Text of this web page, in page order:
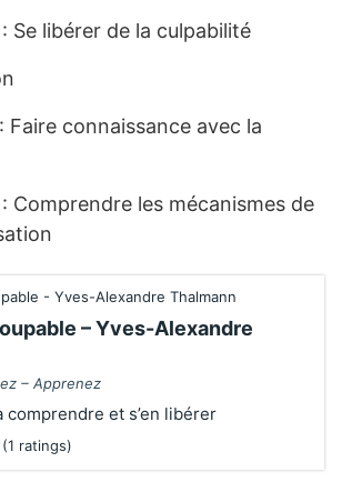
Se libérer de la culpabilité
Faire connaissance avec la
Comprendre les mécanismes de
– Yves-Alexandre
– Apprenez
comprendre et s’en libérer
ratings)